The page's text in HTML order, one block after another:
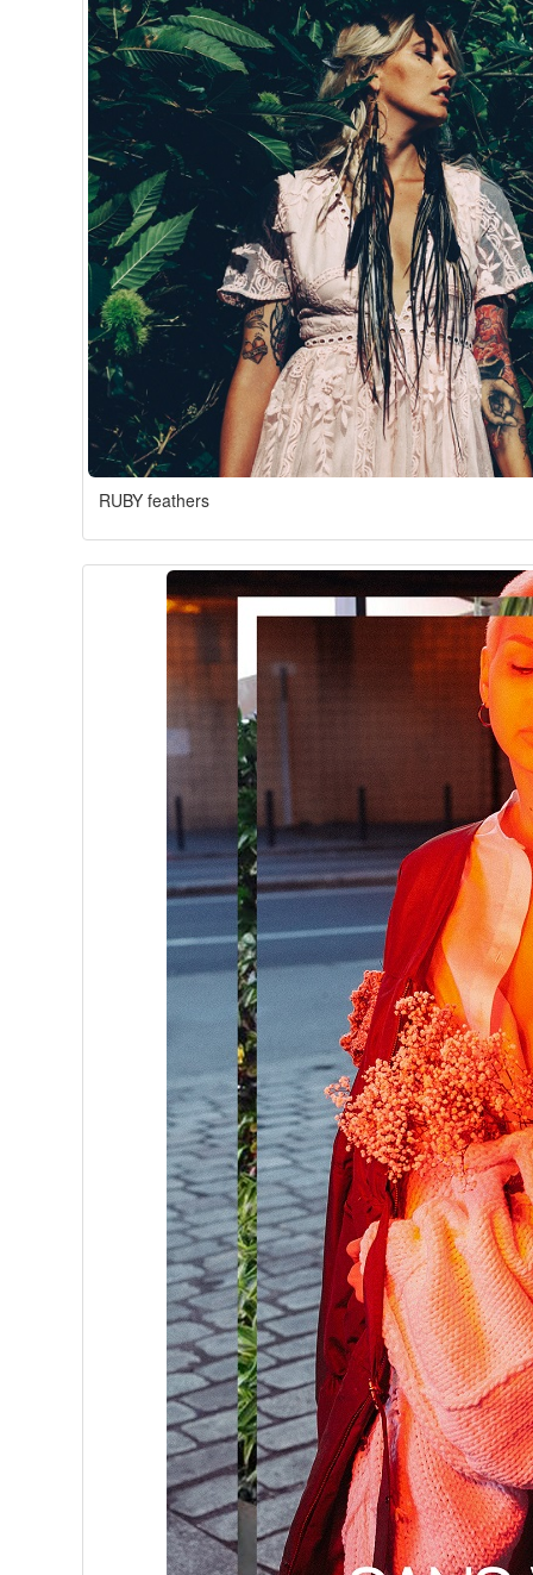
RUBY feathers